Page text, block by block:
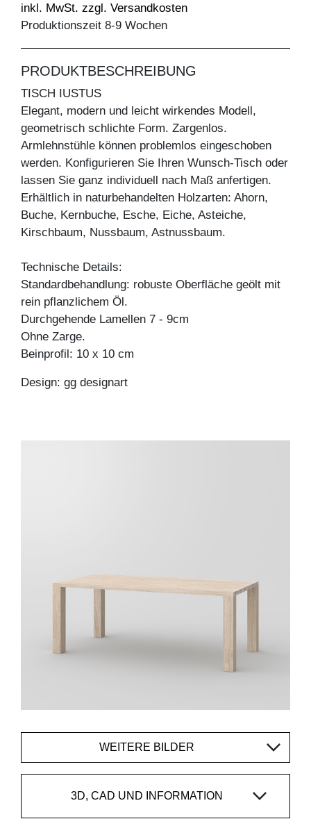
inkl. MwSt. zzgl. Versandkosten
Produktionszeit 8-9 Wochen
PRODUKTBESCHREIBUNG
TISCH IUSTUS
Elegant, modern und leicht wirkendes Modell,
geometrisch schlichte Form. Zargenlos.
Armlehnstühle können problemlos eingeschoben
werden. Konfigurieren Sie Ihren Wunsch-Tisch oder
lassen Sie ganz individuell nach Maß anfertigen.
Erhältlich in naturbehandelten Holzarten: Ahorn,
Buche, Kernbuche, Esche, Eiche, Asteiche,
Kirschbaum, Nussbaum, Astnussbaum.
Technische Details:
Standardbehandlung: robuste Oberfläche geölt mit
rein pflanzlichem Öl.
Durchgehende Lamellen 7 - 9cm
Ohne Zarge.
Beinprofil: 10 x 10 cm
Design: gg designart
WEITERE BILDER
3D, CAD UND INFORMATION